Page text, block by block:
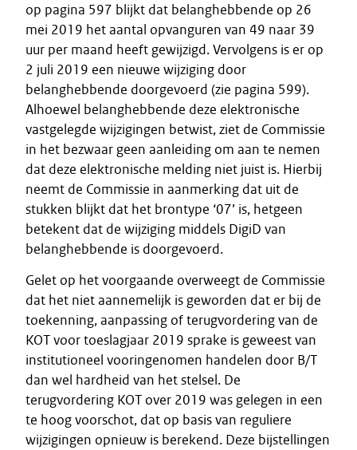
op pagina 597 blijkt dat belanghebbende op 26
mei 2019 het aantal opvanguren van 49 naar 39
uur per maand heeft gewijzigd. Vervolgens is er op
2 juli 2019 een nieuwe wijziging door
belanghebbende doorgevoerd (zie pagina 599).
Alhoewel belanghebbende deze elektronische
vastgelegde wijzigingen betwist, ziet de Commissie
in het bezwaar geen aanleiding om aan te nemen
dat deze elektronische melding niet juist is. Hierbij
neemt de Commissie in aanmerking dat uit de
stukken blijkt dat het brontype ‘07’ is, hetgeen
betekent dat de wijziging middels DigiD van
belanghebbende is doorgevoerd.
Gelet op het voorgaande overweegt de Commissie
dat het niet aannemelijk is geworden dat er bij de
toekenning, aanpassing of terugvordering van de
KOT voor toeslagjaar 2019 sprake is geweest van
institutioneel vooringenomen handelen door B/T
dan wel hardheid van het stelsel. De
terugvordering KOT over 2019 was gelegen in een
te hoog voorschot, dat op basis van reguliere
wijzigingen opnieuw is berekend. Deze bijstellingen